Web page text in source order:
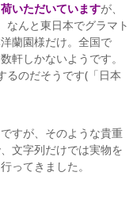
いただいていますが、
なんと東日本でグラマト
蘭園様だけ。全国で
軒しかないようです。
るのだそうです(「日本
すが、そのような貴重
文字列だけでは実物を
ってきました。